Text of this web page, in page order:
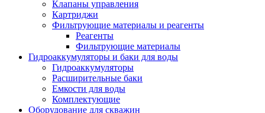
Клапаны управления
Картриджи
Фильтрующие материалы и реагенты
Реагенты
Фильтрующие материалы
Гидроаккумуляторы и баки для воды
Гидроаккумуляторы
Расширительные баки
Емкости для воды
Комплектующие
Оборудование для скважин